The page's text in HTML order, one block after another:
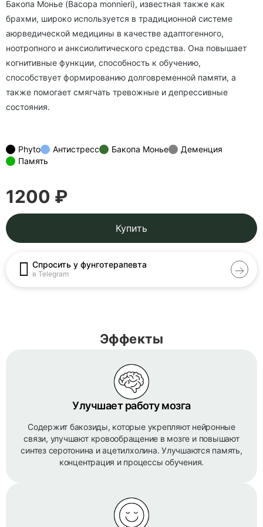
Бакопа Монье (Bacopa monnieri), известная также как
брахми, широко используется в традиционной системе
аюрведической медицины в качестве адаптогенного,
ноотропного и анксио­литического средства. Она повышает
когнитивные функции, способность к обучению,
способствует формированию долговременной памяти, а
также помогает смягчать тревожные и депрессивные
состояния.
Phyto Антистресс Бакопа Монье
Деменция
Память
1200 ₽
Купить
Спросить у фунготерапевта
в Telegram
Эффекты
Улучшает работу мозга
Содержит бакозиды, которые укрепляют нейронные
связи, улучшают кровообращение в мозге и повышают
синтез серотонина и ацетилхолина. Улучшаются память,
концентрация и процессы обучения.